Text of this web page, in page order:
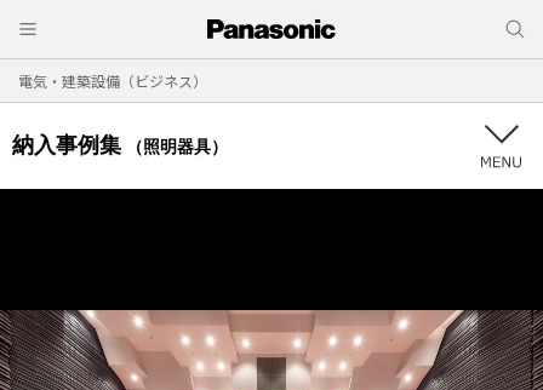
電気・建築設備（ビジネス）
納入事例集 （照明器具）